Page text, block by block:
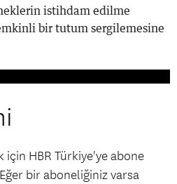
istihdam edilme
bir tutum sergilemesine
HBR Türkiye'ye abone
bir aboneliğiniz varsa